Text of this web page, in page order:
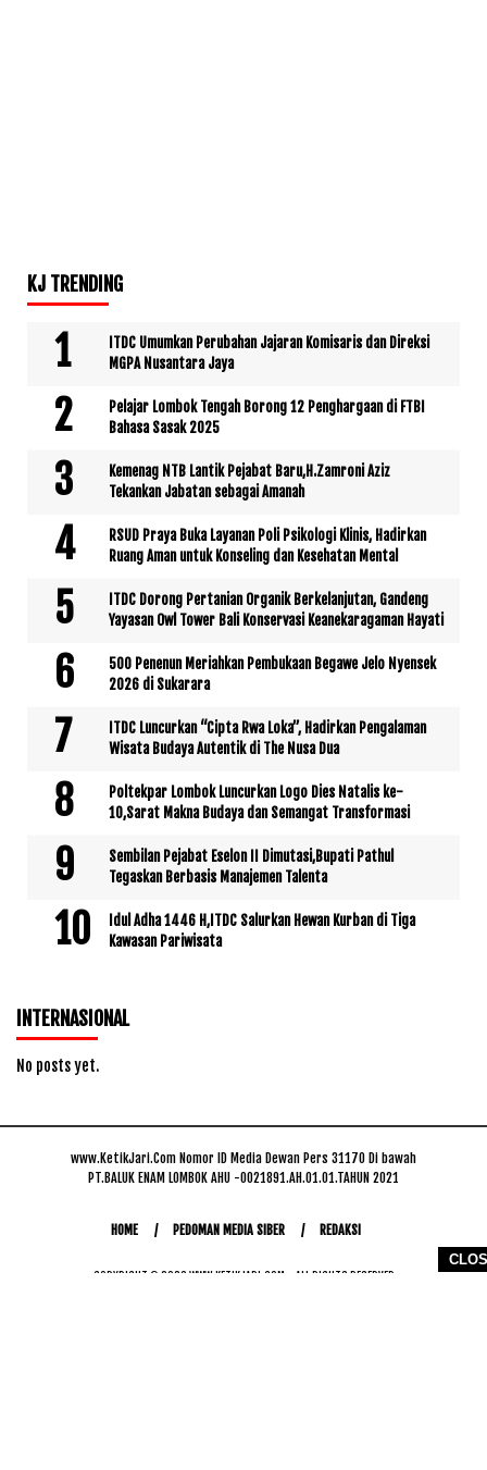
KJ TRENDING
ITDC Umumkan Perubahan Jajaran Komisaris dan Direksi
MGPA Nusantara Jaya
Pelajar Lombok Tengah Borong 12 Penghargaan di FTBI
Bahasa Sasak 2025
Kemenag NTB Lantik Pejabat Baru,H.Zamroni Aziz
Tekankan Jabatan sebagai Amanah
RSUD Praya Buka Layanan Poli Psikologi Klinis, Hadirkan
Ruang Aman untuk Konseling dan Kesehatan Mental
ITDC Dorong Pertanian Organik Berkelanjutan, Gandeng
Yayasan Owl Tower Bali Konservasi Keanekaragaman Hayati
500 Penenun Meriahkan Pembukaan Begawe Jelo Nyensek
2026 di Sukarara
ITDC Luncurkan “Cipta Rwa Loka”, Hadirkan Pengalaman
Wisata Budaya Autentik di The Nusa Dua
Poltekpar Lombok Luncurkan Logo Dies Natalis ke-
10,Sarat Makna Budaya dan Semangat Transformasi
Sembilan Pejabat Eselon II Dimutasi,Bupati Pathul
Tegaskan Berbasis Manajemen Talenta
Idul Adha 1446 H,ITDC Salurkan Hewan Kurban di Tiga
Kawasan Pariwisata
INTERNASIONAL
No posts yet.
www.KetikJari.Com Nomor ID Media Dewan Pers 31170 Di bawah
PT.BALUK ENAM LOMBOK AHU -0021891.AH.01.01.TAHUN 2021
HOME PEDOMAN MEDIA SIBER REDAKSI
COPYRIGHT © 2026 WWW.KETIKJARI.COM - ALL RIGHTS RESERVED